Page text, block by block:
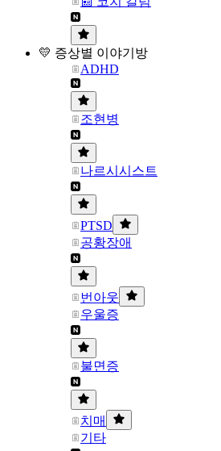
💛 증상별 이야기방
ADHD
조현병
나르시시스트
PTSD
공황장애
번아웃
우울증
불면증
치매
기타